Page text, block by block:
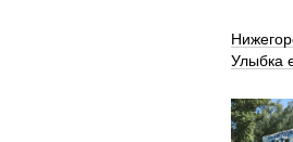
Улыбка